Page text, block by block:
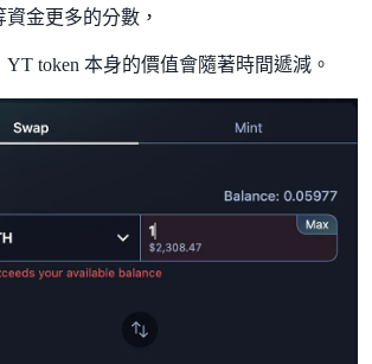
金更多的分數，
token 本身的價值會隨著時間遞減。